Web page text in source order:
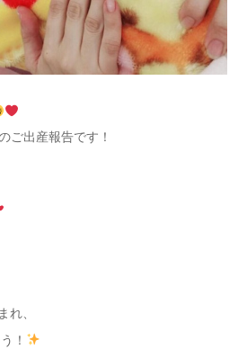
ご出産報告です！
れ、
！